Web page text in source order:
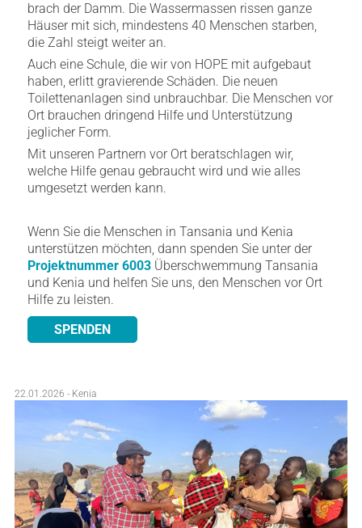
brach der Damm. Die Wassermassen rissen ganze
Häuser mit sich, mindestens 40 Menschen starben,
die Zahl steigt weiter an.
Auch eine Schule, die wir von HOPE mit aufgebaut
haben, erlitt gravierende Schäden. Die neuen
Toilettenanlagen sind unbrauchbar. Die Menschen vor
Ort brauchen dringend Hilfe und Unterstützung
jeglicher Form.
Mit unseren Partnern vor Ort beratschlagen wir,
welche Hilfe genau gebraucht wird und wie alles
umgesetzt werden kann.
Wenn Sie die Menschen in Tansania und Kenia
unterstützen möchten, dann spenden Sie unter der
Projektnummer 6003 Überschwemmung Tansania
und Kenia und helfen Sie uns, den Menschen vor Ort
Hilfe zu leisten.
SPENDEN
22.01.2026 - Kenia